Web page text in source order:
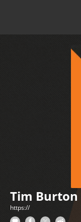
Tim Burton
https://